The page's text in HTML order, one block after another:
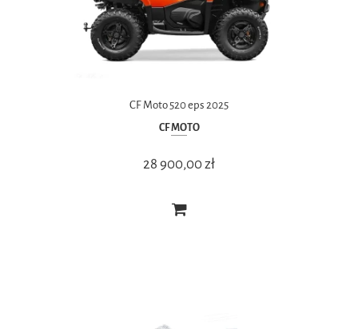
CF Moto 520 eps 2025
CF MOTO
28 900,00 zł